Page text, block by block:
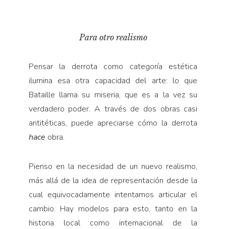
Para otro realismo
Pensar la derrota como categoría estética
ilumina esa otra capacidad del arte: lo que
Bataille llama su miseria, que es a la vez su
verdadero poder. A través de dos obras casi
antitéticas, puede apreciarse cómo la derrota
hace obra.
Pienso en la necesidad de un nuevo realismo,
más allá de la idea de representación desde la
cual equivocadamente intentamos articular el
cambio. Hay modelos para esto, tanto en la
historia local como internacional de la